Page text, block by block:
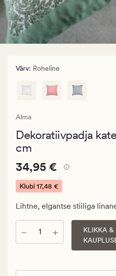
Värv: Roheline
Alma
Dekoratiivpadja
cm
Pris_ee
34,95
€.
17,48
€
Pris_ee 34,95 €
34,95 €
Klubi 17,48 €
Lihtne, elgantse stiiliga
Kogus
KLIKKA &